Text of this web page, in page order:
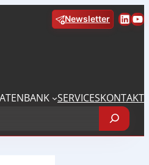
Newsletter
SERVICESKONTAKT